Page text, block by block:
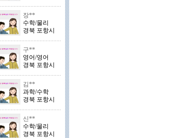
장**
수학/물리
경북 포항시
구**
영어/영어
경북 포항시
김**
과학/수학
경북 포항시
신**
수학/물리
경북 포항시